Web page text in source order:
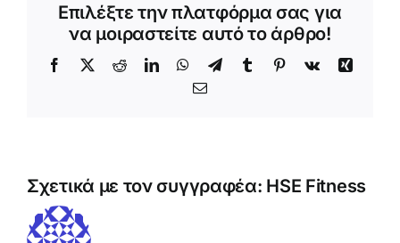
Επιλέξτε την πλατφόρμα σας για
να μοιραστείτε αυτό το άρθρο!
Facebook
X RedditLinkedInWhatsApp
Τηλεγράφημα
Tumblr Pinterest
Vk
Xing
Ηλεκτρονικό
Σχετικά με τον συγγραφέα: HSE Fitness